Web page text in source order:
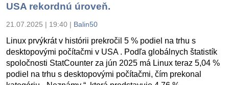
USA rekordnú úroveň.
21.07.2025 | 19:40 | Balin50
Linux prvýkrát v histórii prekročil 5 % podiel na trhu s
desktopovými počítačmi v USA . Podľa globálnych štatistík
spoločnosti StatCounter za jún 2025 má Linux teraz 5,04 %
podiel na trhu s desktopovými počítačmi, čím prekonal